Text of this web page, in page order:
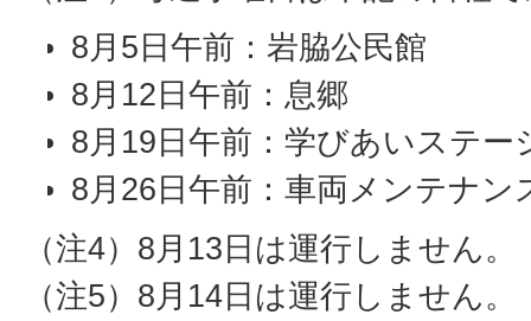
8月5日午前：岩脇公民館
8月12日午前：息郷
8月19日午前：学びあいステー
8月26日午前：車両メンテナン
（注4）8月13日は運行しません。
（注5）8月14日は運行しません。